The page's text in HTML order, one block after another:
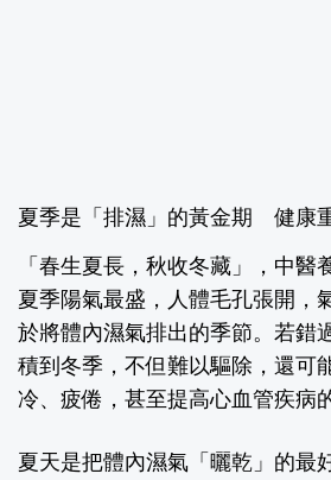
夏季是「排濕」的黃金期 健康
「春生夏長，秋收冬藏」，中醫
夏季陽氣最盛，人體毛孔張開，
於將體內濕氣排出的季節。若錯
積到冬季，不但難以驅除，還可
冷、疲倦，甚至提高心血管疾病
夏天是把體內濕氣「曬乾」的最